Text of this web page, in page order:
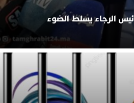
الرجاء يسلط الضوء